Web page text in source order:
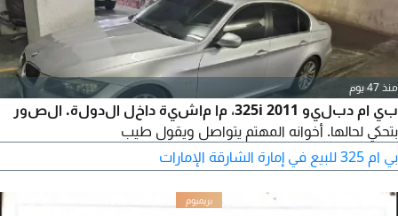
منذ 47 يوم
بي ام دبليو 2011 325i، ما ماشية داخل الدولة. الصور
بتحكي لحالها. أخوانه المهتم يتواصل ويقول طيب
بي ام 325 للبيع في إمارة الشارقة الإمارات